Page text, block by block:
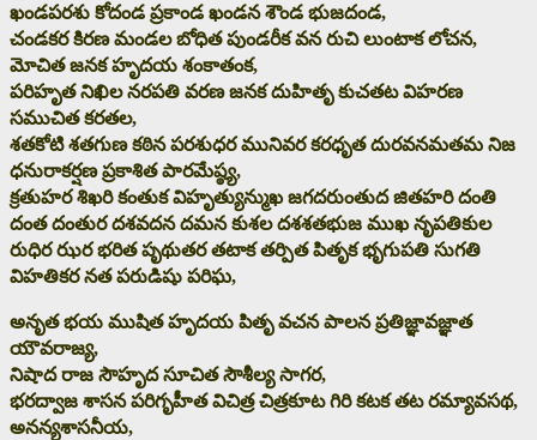
ఖండపరశు కోదండ ప్రకాండ ఖండన శౌండ భుజదండ,
చండకర కిరణ మండల బోధిత పుండరీక వన రుచి లుంటాక లోచన,
మోచిత జనక హృదయ శంకాతంక,
పరిహృత నిఖిల నరపతి వరణ జనక దుహితృ కుచతట విహరణ
సముచిత కరతల,
శతకోటి శతగుణ కఠిన పరశుధర మునివర కరధృత దురవనమతమ నిజ
ధనురాకర్షణ ప్రకాశిత పారమేష్ఠ్య,
క్రతుహర శిఖరి కంతుక విహృత్యున్ముఖ జగదరుంతుద జితహరి దంతి
దంత దంతుర దశవదన దమన కుశల దశశతభుజ ముఖ నృపతికుల
రుధిర ఝర భరిత పృథుతర తటాక తర్పిత పితృక భృగుపతి సుగతి
విహతికర నత పరుడిషు పరిఘ,
అనృత భయ ముషిత హృదయ పితృ వచన పాలన ప్రతిజ్ఞావజ్ఞాత
యౌవరాజ్య,
నిషాద రాజ సౌహృద సూచిత సౌశీల్య సాగర,
భరద్వాజ శాసన పరిగృహీత విచిత్ర చిత్రకూట గిరి కటక తట రమ్యావసథ,
అనన్యశాసనీయ,